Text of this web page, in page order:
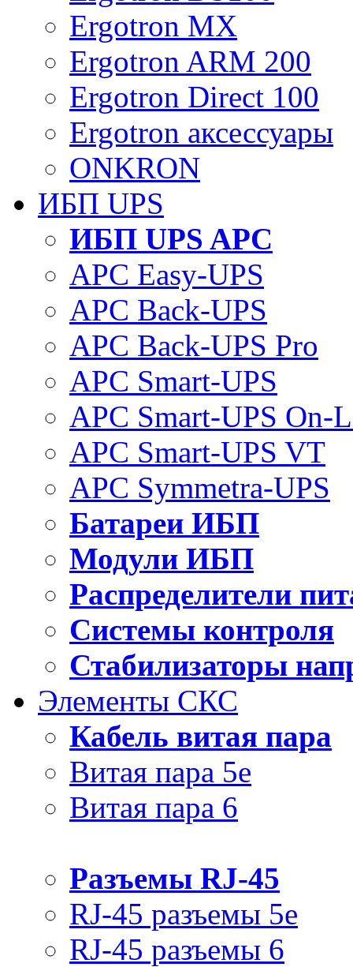
Ergotron MX
Ergotron ARM 200
Ergotron Direct 100
Ergotron аксессуары
ONKRON
ИБП UPS
ИБП UPS APC
APC Easy-UPS
APC Back-UPS
APC Back-UPS Pro
APC Smart-UPS
APC Smart-UPS On-
APC Smart-UPS VT
APC Symmetra-UPS
Батареи ИБП
Модули ИБП
Распределители
Системы контроля
Стабилизаторы
Элементы СКС
Кабель витая пара
Витая пара 5e
Витая пара 6
Разъемы RJ-45
RJ-45 разъемы 5e
RJ-45 разъемы 6